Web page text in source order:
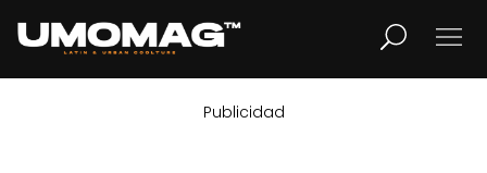
LIFESTYLE
Publicidad